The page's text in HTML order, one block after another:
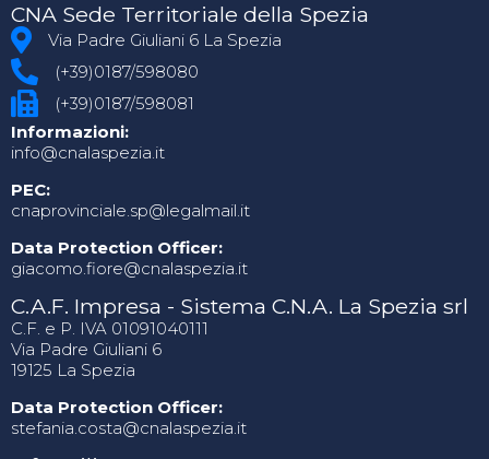
CNA Sede Territoriale della Spezia
Via Padre Giuliani 6 La Spezia
(+39)0187/598080
(+39)0187/598081
Informazioni:
info@cnalaspezia.it
PEC:
cnaprovinciale.sp@legalmail.it
Data Protection Officer:
giacomo.fiore@cnalaspezia.it
C.A.F. Impresa - Sistema C.N.A. La Spezia srl
C.F. e P. IVA 01091040111
Via Padre Giuliani 6
19125 La Spezia
Data Protection Officer:
stefania.costa@cnalaspezia.it